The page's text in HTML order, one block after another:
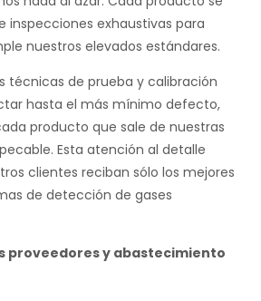
inspecciones exhaustivas para
nuestros elevados estándares.
técnicas de prueba y calibración
hasta el más mínimo defecto,
producto que sale de nuestras
Esta atención al detalle
clientes reciban sólo los mejores
de detección de gases
proveedores y abastecimiento